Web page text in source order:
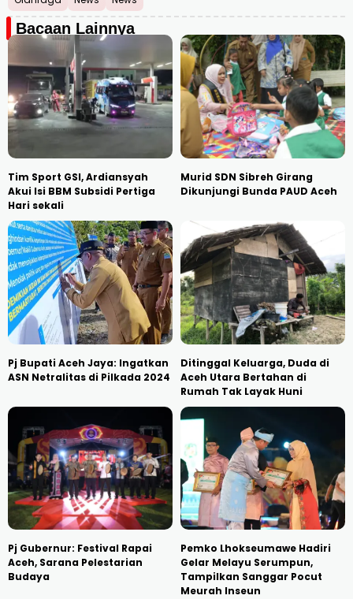
Bacaan Lainnya
Tim Sport GSI, Ardiansyah
Akui Isi BBM Subsidi Pertiga
Hari sekali
Murid SDN Sibreh Girang
Dikunjungi Bunda PAUD Aceh
Pj Bupati Aceh Jaya: Ingatkan
ASN Netralitas di Pilkada 2024
Ditinggal Keluarga, Duda di
Aceh Utara Bertahan di
Rumah Tak Layak Huni
Pj Gubernur: Festival Rapai
Aceh, Sarana Pelestarian
Budaya
Pemko Lhokseumawe Hadiri
Gelar Melayu Serumpun,
Tampilkan Sanggar Pocut
Meurah Inseun